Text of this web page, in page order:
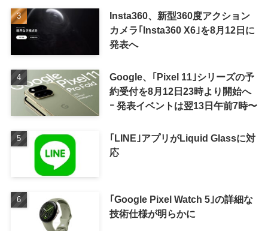
Insta360、新型360度アクション
カメラ｢Insta360 X6｣を8月12日に
発表へ
Google、｢Pixel 11｣シリーズの予
約受付を8月12日23時より開始へ
ｰ 発表イベントは翌13日午前7時〜
｢LINE｣アプリがLiquid Glassに対
応
｢Google Pixel Watch 5｣の詳細な
技術仕様が明らかに